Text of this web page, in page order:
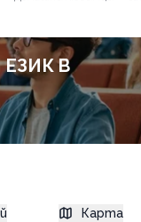
В
Карта